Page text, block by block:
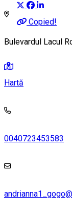
Copied!
Bulevardul Lacul
Hartă
0040723453583